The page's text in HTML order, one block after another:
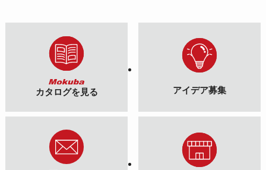
カタログを見る アイデア募集